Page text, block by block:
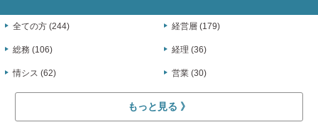
全ての方 (244) 経営層 (179)
総務 (106) 経理 (36)
情シス (62) 営業 (30)
もっと見る